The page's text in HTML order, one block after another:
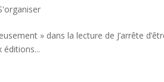
» dans la lecture de J’arrête